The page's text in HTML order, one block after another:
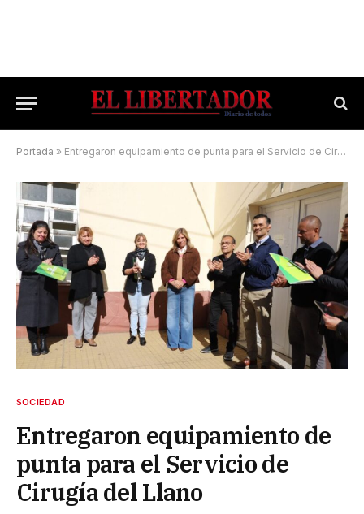
Portada » Entregaron equipamiento de punta para el Servicio de Cirugía del Llano
SOCIEDAD
Entregaron equipamiento de
punta para el Servicio de
Cirugía del Llano